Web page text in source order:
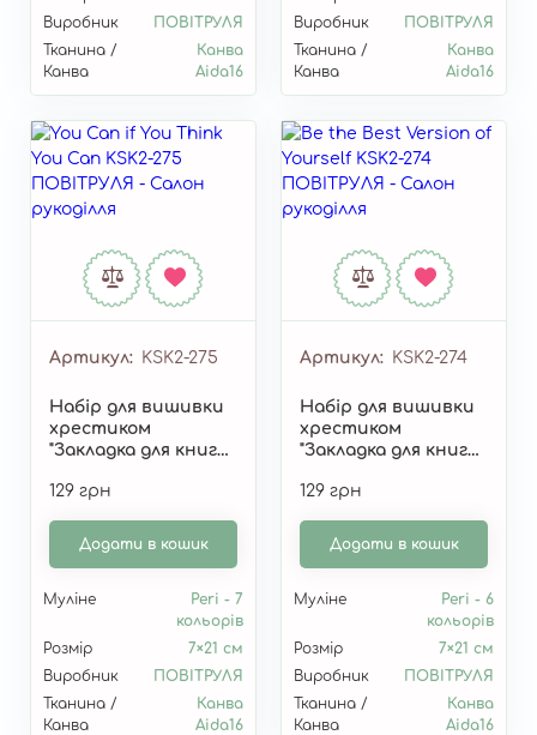
Виробник
ПОВІТРУЛЯ
Тканина /
Канва
Канва
Aida16
Виробник
ПОВІТРУЛЯ
Тканина /
Канва
Канва
Aida16
Артикул KSK2-275
Набір для вишивки
хрестиком
"Закладка для книги
You Can" KSK2-275
129 грн
Додати в кошик
Муліне
Peri - 7
кольорів
Розмір
7×21 см
Виробник
ПОВІТРУЛЯ
Тканина /
Канва
Канва
Aida16
Артикул KSK2-274
Набір для вишивки
хрестиком
"Закладка для книги
of Yourself" KSK2-274
129 грн
Додати в кошик
Муліне
Peri - 6
кольорів
Розмір
7×21 см
Виробник
ПОВІТРУЛЯ
Тканина /
Канва
Канва
Aida16